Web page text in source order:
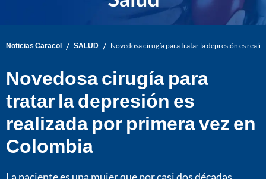
Noticias Caracol / SALUD / Novedosa cirugía para tratar la depresión es
Novedosa cirugía para
tratar la depresión es
realizada por primera vez en
Colombia
La paciente es una mujer que por casi dos décadas